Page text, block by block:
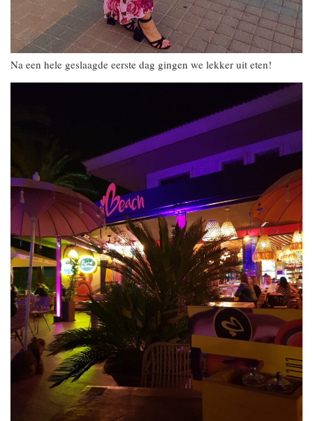
Na een hele geslaagde eerste dag gingen we lekker uit eten!